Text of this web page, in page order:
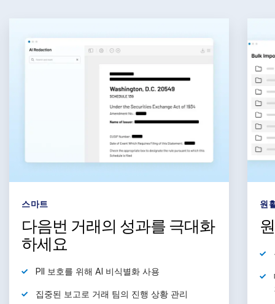
스마트
다음번 거래의 성과를 극대화
하세요
PII 보호를 위해 AI 비식별화 사용
집중된 보고로 거래 팀의 진행 상황 관리
원